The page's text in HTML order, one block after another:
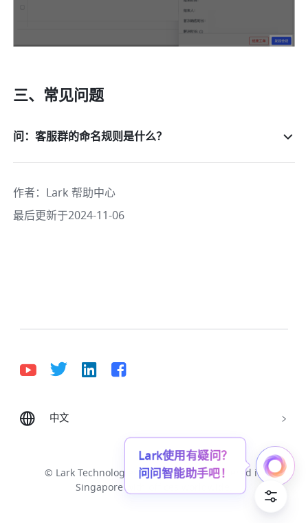
三、常见问题
问：客服群的命名规则是什么？
作者： Lark 帮助中心
最后更新于2024-11-06
中文
Deutsch English
Português (Brasil)
Tiếng Việt
ไทย 한국어 日本語
中文
© Lark Technologies Pte. Ltd. Headquartered in
Singapore with offices worldwide.
Lark使用有疑问？
问问智能助手吧！